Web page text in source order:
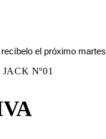
el próximo martes
Nº01